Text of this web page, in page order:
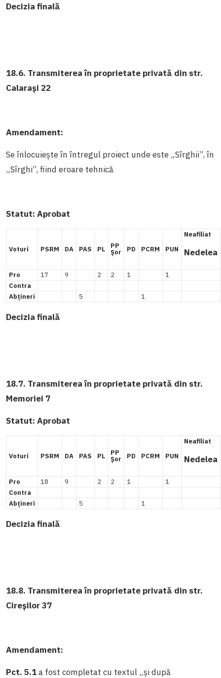
Decizia finală
18.6. Transmiterea în proprietate privată din str.
Calarași 22
Amendament:
Se înlocuiește în întregul proiect unde este „Sîrghii”, în
„Sîrghi”, fiind eroare tehnică
Statut: Aprobat
Voturi PSRM DA PAS PL PP
Șor PD PCRM PUN
Neafiliat
Nedelea
Pro 17 9 2 2 1
1
Contra
Abțineri
5 1
Decizia finală
18.7. Transmiterea în proprietate privată din str.
Memoriei 7
Statut: Aprobat
Voturi PSRM DA PAS PL PP
Șor PD PCRM PUN
Neafiliat
Nedelea
Pro 18 9 2 2 1
1
Contra
Abțineri
5 1
Decizia finală
18.8. Transmiterea în proprietate privată din str.
Cireșilor 37
Amendament:
Pct. 5.1a fost completat cu textul „și după